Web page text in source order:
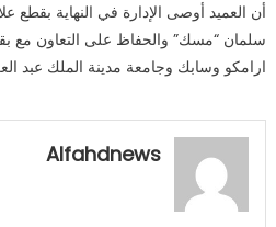
أن العميد أوصى الإدارة في النهاية
سلمان “مسك” والحفاظ على التعاون مع
ارامكو وسابك وجامعة مدينة الملك عبد
Alfahdnews